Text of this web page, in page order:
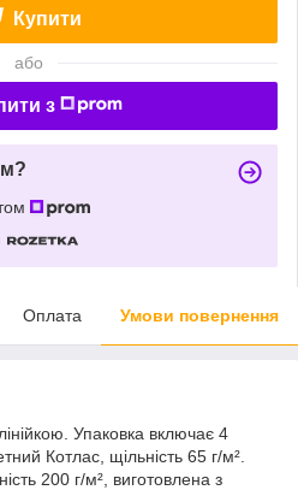
Купити
або
з
Оплата Умови повернення
Упаковка включає 4
Котлас, щільність 65 г/м².
200 г/м², виготовлена з